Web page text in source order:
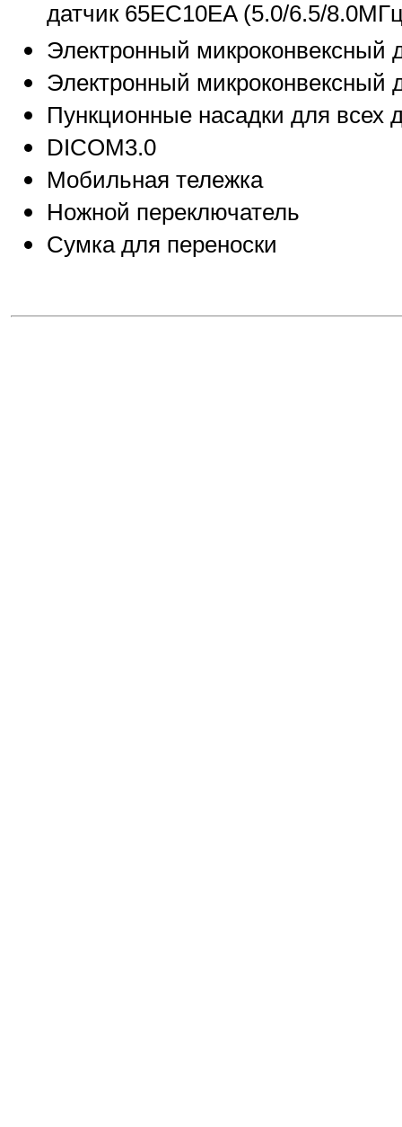
датчик 65EC10EA (5.0/6.5/
Электронный микроконвексный
Электронный микроконвексный
Пункционные насадки для всех
DICOM3.0
Мобильная тележка
Ножной переключатель
Сумка для переноски